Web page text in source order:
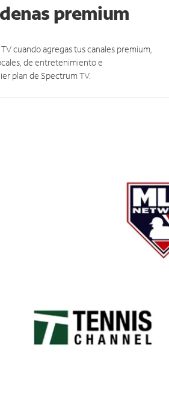
premium
cuando agregas tus canales premium,
de entretenimiento e
plan de Spectrum TV.